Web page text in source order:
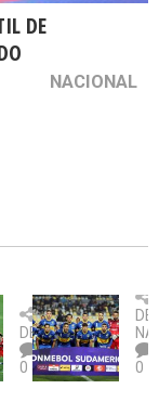
DE
NACIONAL
Copa
Sudamericana:
U.
La
DEPORTES
0
un
0